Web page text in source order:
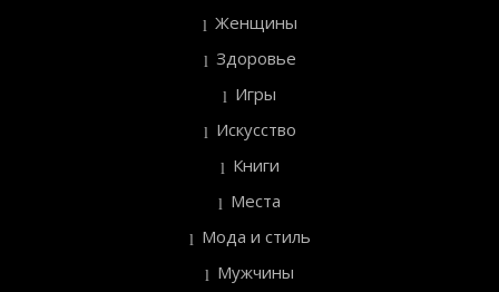
Женщины
Здоровье
Игры
Искусство
Книги
Места
Мода и стиль
Мужчины